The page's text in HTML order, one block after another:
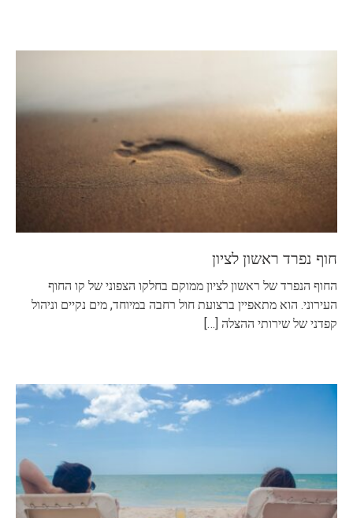
חוף נפרד ראשון לציון
החוף הנפרד של ראשון לציון ממוקם בחלקו הצפוני של קו החוף
העירוני. הוא מתאפיין ברצועת חול רחבה במיוחד, מים נקיים וניהול
קפדני של שירותי ההצלה […]